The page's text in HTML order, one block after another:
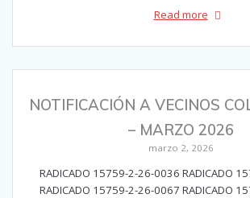
Read more
NOTIFICACIÓN A VECINOS
– MARZO 2026
marzo 2, 2026
RADICADO 15759-2-26-0036 RADICADO
RADICADO 15759-2-26-0067 RADICADO